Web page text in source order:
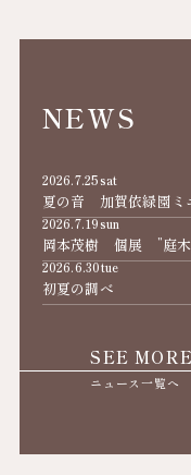
NEWS
2026.7.25sat
夏の音 加賀依緑園ミ
2026.7.19sun
岡本茂樹 個展 ”庭木
2026.6.30tue
初夏の調べ
SEE MORE
ニュース一覧へ